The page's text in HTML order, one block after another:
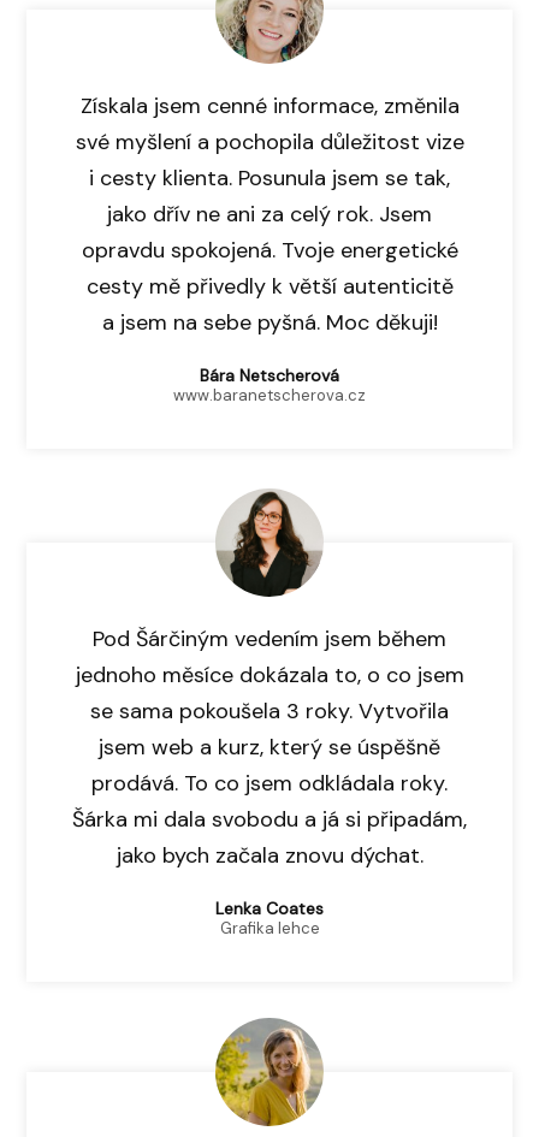
Získala jsem cenné informace, změnila
své myšlení a pochopila důležitost vize
i cesty klienta. Posunula jsem se tak,
jako dřív ne ani za celý rok. Jsem
opravdu spokojená. Tvoje energetické
cesty mě přivedly k větší autenticitě
a jsem na sebe pyšná. Moc děkuji!
Bára Netscherová
www.baranetscherova.cz
Pod Šárčiným vedením jsem během
jednoho měsíce dokázala to, o co jsem
se sama pokoušela 3 roky. Vytvořila
jsem web a kurz, který se úspěšně
prodává. To co jsem odkládala roky.
Šárka mi dala svobodu a já si připadám,
jako bych začala znovu dýchat.
Lenka Coates
Grafika lehce